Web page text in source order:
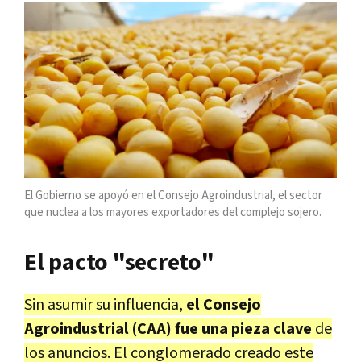
El Gobierno se apoyó en el Consejo Agroindustrial, el sector
que nuclea a los mayores exportadores del complejo sojero.
El pacto "secreto"
Sin asumir su influencia, el Consejo
Agroindustrial (CAA) fue una pieza clave de
los anuncios. El conglomerado creado este